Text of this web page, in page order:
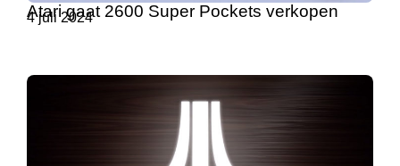
Atari gaat 2600 Super Pockets verkopen
4 juli 2024